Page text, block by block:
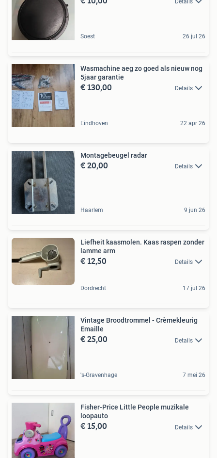
Details
Soest 26 jul 26
Wasmachine aeg zo goed als nieuw nog
5jaar garantie
€ 130,00 Details
Eindhoven 22 apr 26
Montagebeugel radar
€ 20,00 Details
Haarlem 9 jun 26
Liefheit kaasmolen. Kaas raspen zonder
lamme arm
€ 12,50 Details
Dordrecht 17 jul 26
Vintage Broodtrommel - Crèmekleurig
Emaille
€ 25,00 Details
's-Gravenhage 7 mei 26
Fisher-Price Little People muzikale
loopauto
€ 15,00 Details